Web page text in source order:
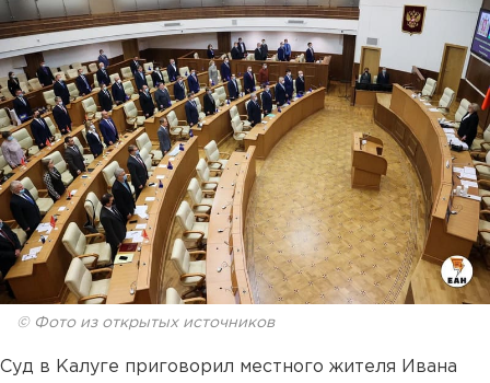
© Фото из открытых источников
Суд в Калуге приговорил местного жителя Ивана